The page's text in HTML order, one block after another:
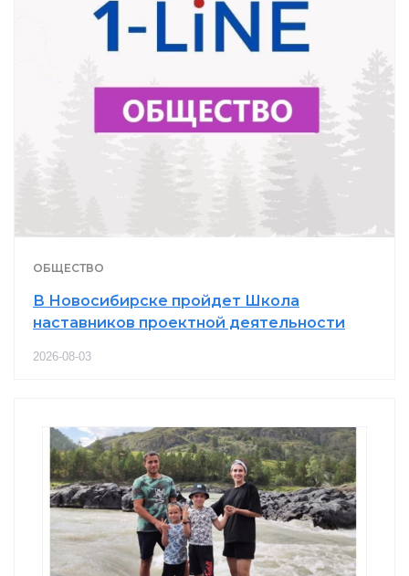
ОБЩЕСТВО
В Новосибирске пройдет Школа
наставников проектной деятельности
2026-08-03